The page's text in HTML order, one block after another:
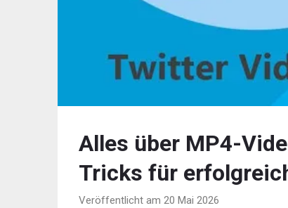
Alles über MP4-
Tricks für
Veröffentlicht am 20 Mai 2026